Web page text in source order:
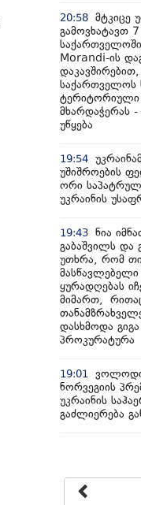
20:58 მტკიცე
გამოვხატავთ
Morandi-ის
საქართველოს
ტერიტორიული
მხარდაჭერას -
უწყება
19:54
უშიშროების
ორი
უკრაინის
19:43 ნია
გაბაშვილს და
უთხრა, რომ
მასწავლებელი
ყურადღებას
მიმართ,
დასხმოდა
პროკურატურა
19:01
ნორვეგიის
უკრაინის
გაძლიერება